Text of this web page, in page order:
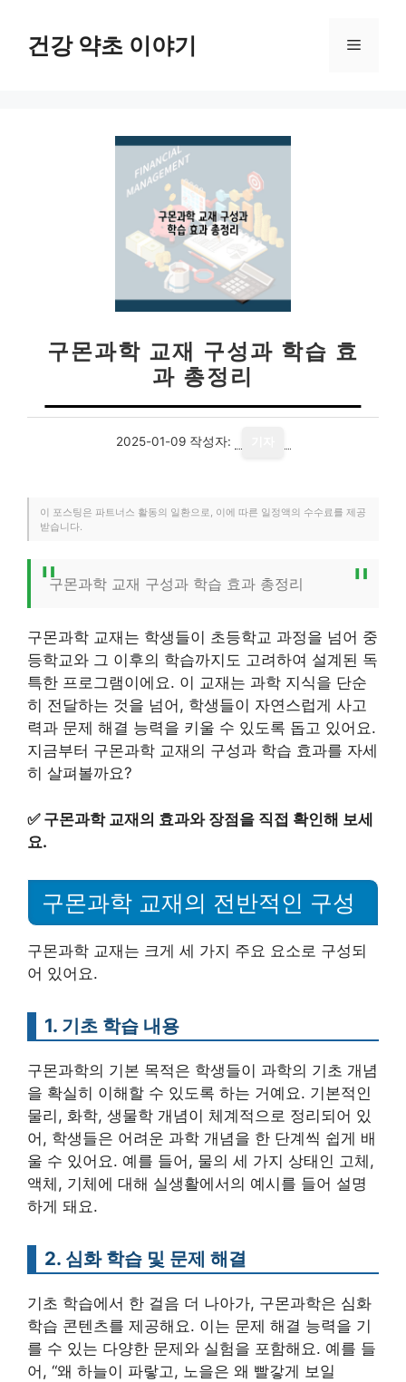
건강 약초 이야기 메
구몬과학 교재 구성과 학습 효
과 총정리
2025-01-09 작성자:
이 포스팅은 파트너스 활동의 일환으로, 이에 따른 일정액의 수수료를 제공
받습니다.
구몬과학 교재 구성과 학습 효과 총정리
구몬과학 교재는 학생들이 초등학교 과정을 넘어 중
등학교와 그 이후의 학습까지도 고려하여 설계된 독
특한 프로그램이에요. 이 교재는 과학 지식을 단순
히 전달하는 것을 넘어, 학생들이 자연스럽게 사고
력과 문제 해결 능력을 키울 수 있도록 돕고 있어요.
지금부터 구몬과학 교재의 구성과 학습 효과를 자세
히 살펴볼까요?
✅ 구몬과학 교재의 효과와 장점을 직접 확인해 보세
요.
구몬과학 교재의 전반적인 구성
구몬과학 교재는 크게 세 가지 주요 요소로 구성되
어 있어요.
1. 기초 학습 내용
구몬과학의 기본 목적은 학생들이 과학의 기초 개념
을 확실히 이해할 수 있도록 하는 거예요. 기본적인
물리, 화학, 생물학 개념이 체계적으로 정리되어 있
어, 학생들은 어려운 과학 개념을 한 단계씩 쉽게 배
울 수 있어요. 예를 들어, 물의 세 가지 상태인 고체,
액체, 기체에 대해 실생활에서의 예시를 들어 설명
하게 돼요.
2. 심화 학습 및 문제 해결
기초 학습에서 한 걸음 더 나아가, 구몬과학은 심화
학습 콘텐츠를 제공해요. 이는 문제 해결 능력을 기
를 수 있는 다양한 문제와 실험을 포함해요. 예를 들
어, “왜 하늘이 파랗고, 노을은 왜 빨갛게 보일